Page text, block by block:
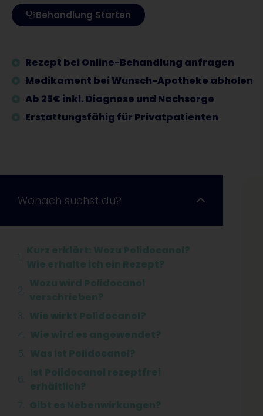
Behandlung Starten
Rezept bei Online-Behandlung anfragen
Medikament bei Wunsch-Apotheke abholen
Ab 25€ inkl. Diagnose und Nachsorge
Erstattungsfähig für Privatpatienten
Wonach suchst du?
Kurz erklärt: Wozu Polidocanol?
Wie erhalte ich ein Rezept?
Wozu wird Polidocanol
verschrieben?
Wie wirkt Polidocanol?
Wie wird es angewendet?
Was ist Polidocanol?
Ist Polidocanol rezeptfrei
erhältlich?
Gibt es Nebenwirkungen?